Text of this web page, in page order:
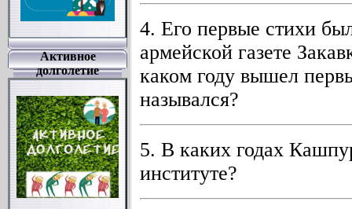
Активное
долголетие
4. Его первые стихи
армейской газете
каком году вышел
назывался?
5. В каких годах
институте?